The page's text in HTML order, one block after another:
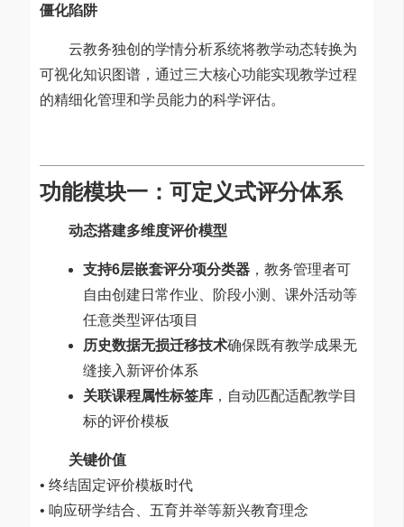
僵化陷阱
云教务独创的学情分析系统将教学动态转换为
可视化知识图谱，通过三大核心功能实现教学过程
的精细化管理和学员能力的科学评估。
功能模块一：可定义式评分体系
动态搭建多维度评价模型
支持6层嵌套评分项分类器，教务管理者可
自由创建日常作业、阶段小测、课外活动等
任意类型评估项目
历史数据无损迁移技术确保既有教学成果无
缝接入新评价体系
关联课程属性标签库，自动匹配适配教学目
标的评价模板
关键价值
• 终结固定评价模板时代
• 响应研学结合、五育并举等新兴教育理念